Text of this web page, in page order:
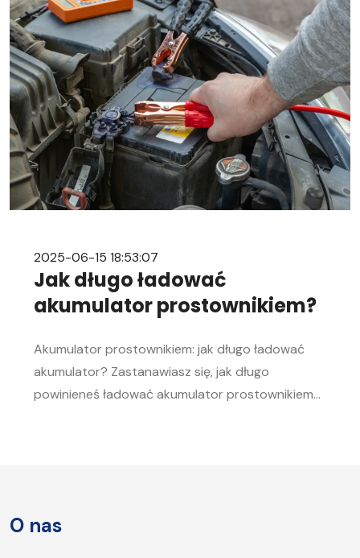
mechanice samochodowej. Objawy
rozładowanego akumulatora Rozładowanie
akumulatora w aucie to problem, którego żaden
kierowca […]
2025-06-15 18:53:07
Jak długo ładować
akumulator prostownikiem?
Akumulator prostownikiem: jak długo ładować
akumulator? Zastanawiasz się, jak długo
powinieneś ładować akumulator prostownikiem?
jak długo ładować akumulator samochodowy i
O nas